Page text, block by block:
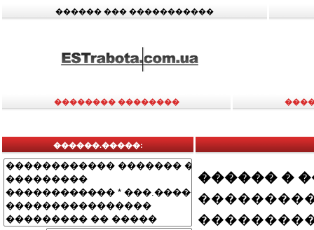
������ ��� �����������
�������� ��������
������.�����:
������ �